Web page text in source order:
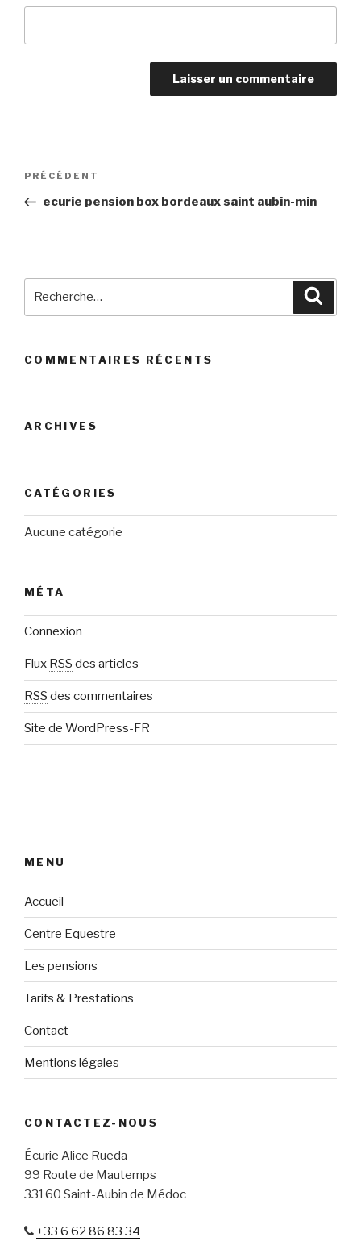
Navigation
l’article
Article
précédent
PRÉCÉDENT
ecurie pension box bordeaux saint aubin-min
COMMENTAIRES RÉCENTS
ARCHIVES
CATÉGORIES
Aucune catégorie
MÉTA
Connexion
Flux RSS des articles
RSS des commentaires
Site de WordPress-FR
MENU
Accueil
Centre Equestre
Les pensions
Tarifs & Prestations
Contact
Mentions légales
CONTACTEZ-NOUS
Écurie Alice Rueda
99 Route de Mautemps
33160 Saint-Aubin de Médoc
+33 6 62 86 83 34